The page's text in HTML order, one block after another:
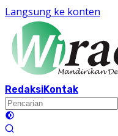
Langsung ke konten
RedaksiKontak